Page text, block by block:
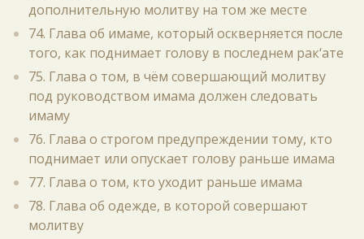
дополнительную молитву на том же месте
74. Глава об имаме, который оскверняется после
того, как поднимает голову в последнем рак‘ате
75. Глава о том, в чём совершающий молитву
под руководством имама должен следовать
имаму
76. Глава о строгом предупреждении тому, кто
поднимает или опускает голову раньше имама
77. Глава о том, кто уходит раньше имама
78. Глава об одежде, в которой совершают
молитву